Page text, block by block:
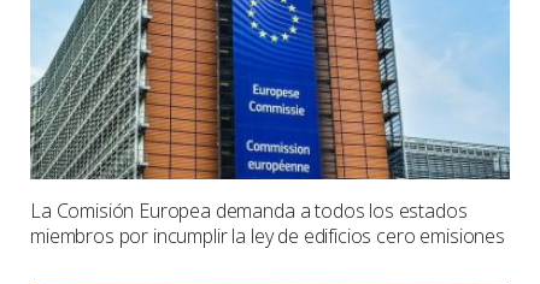
La Comisión Europea demanda a todos los estados
miembros por incumplir la ley de edificios cero emisiones